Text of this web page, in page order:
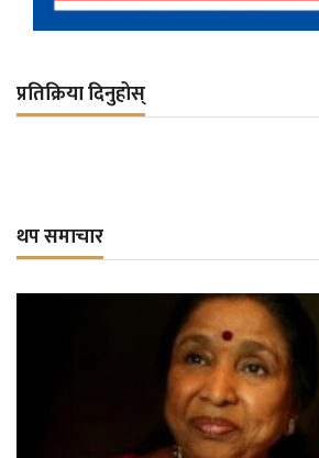
प्रतिक्रिया दिनुहोस्
थप समाचार